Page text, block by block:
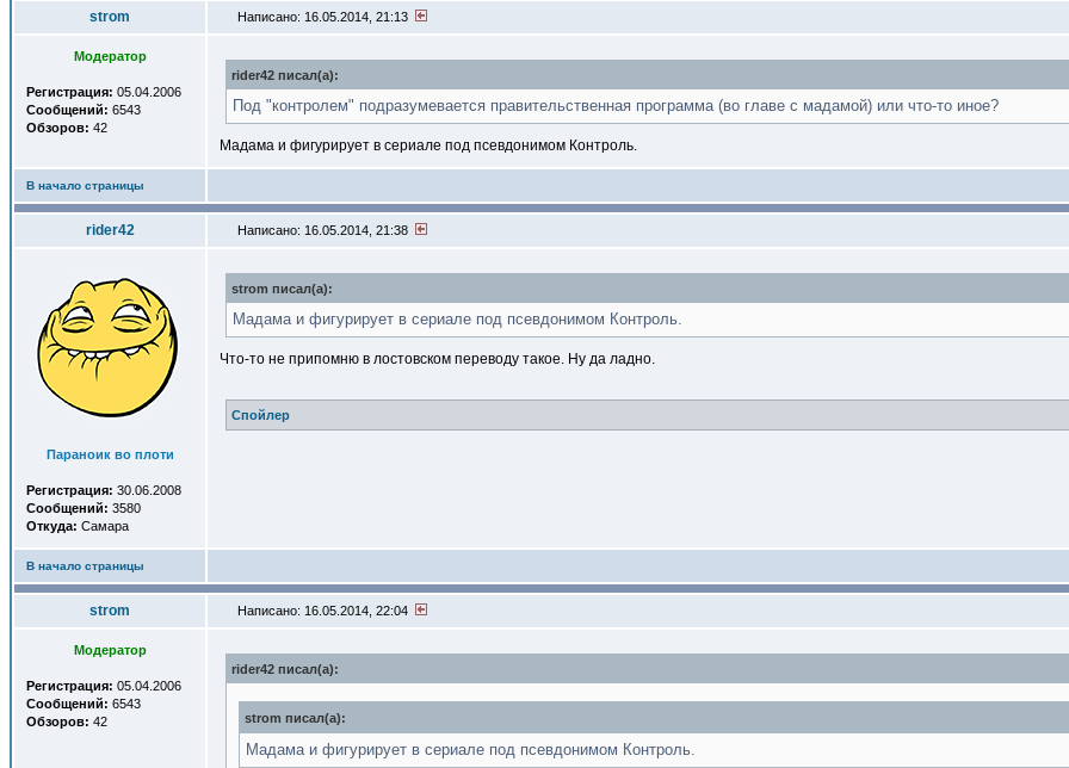
strom Написано: 16.05.2014, 21:13
Модератор
Регистрация: 05.04.2006
Сообщений: 6543
Обзоров: 42
rider42 писал(a):
Под "контролем" подразумевается правительственная программа (во главе с мадамой) или что-то иное?
Мадама и фигурирует в сериале под псевдонимом Контроль.
В начало страницы
rider42 Написано: 16.05.2014, 21:38
Параноик во плоти
Регистрация: 30.06.2008
Сообщений: 3580
Откуда: Самара
strom писал(a):
Мадама и фигурирует в сериале под псевдонимом Контроль.
Что-то не припомню в лостовском переводу такое. Ну да ладно.
Спойлер
В начало страницы
strom Написано: 16.05.2014, 22:04
Модератор
Регистрация: 05.04.2006
Сообщений: 6543
Обзоров: 42
rider42 писал(a):
strom писал(a):
Мадама и фигурирует в сериале под псевдонимом Контроль.